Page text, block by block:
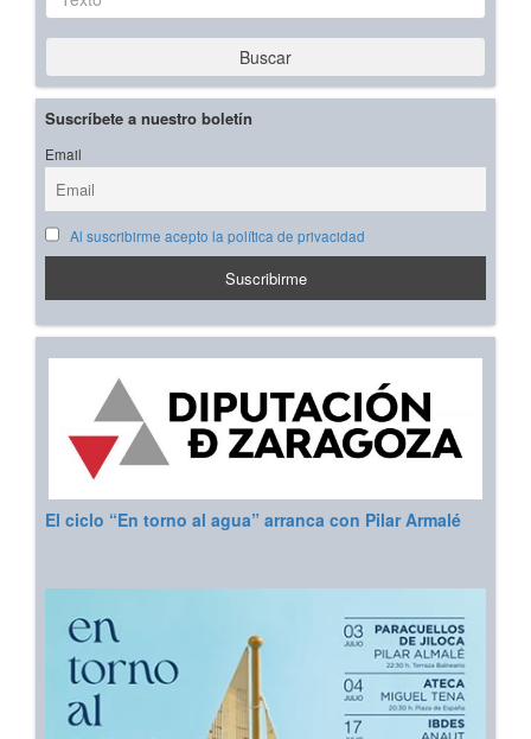
Buscar
Suscríbete a nuestro boletín
Email
Al suscribirme acepto la política de privacidad
El ciclo “En torno al agua” arranca con Pilar Armalé